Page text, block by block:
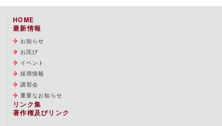
HOME
最新情報
お知らせ
お詫び
イベント
採用情報
講習会
重要なお知らせ
リンク集
著作権及びリンク